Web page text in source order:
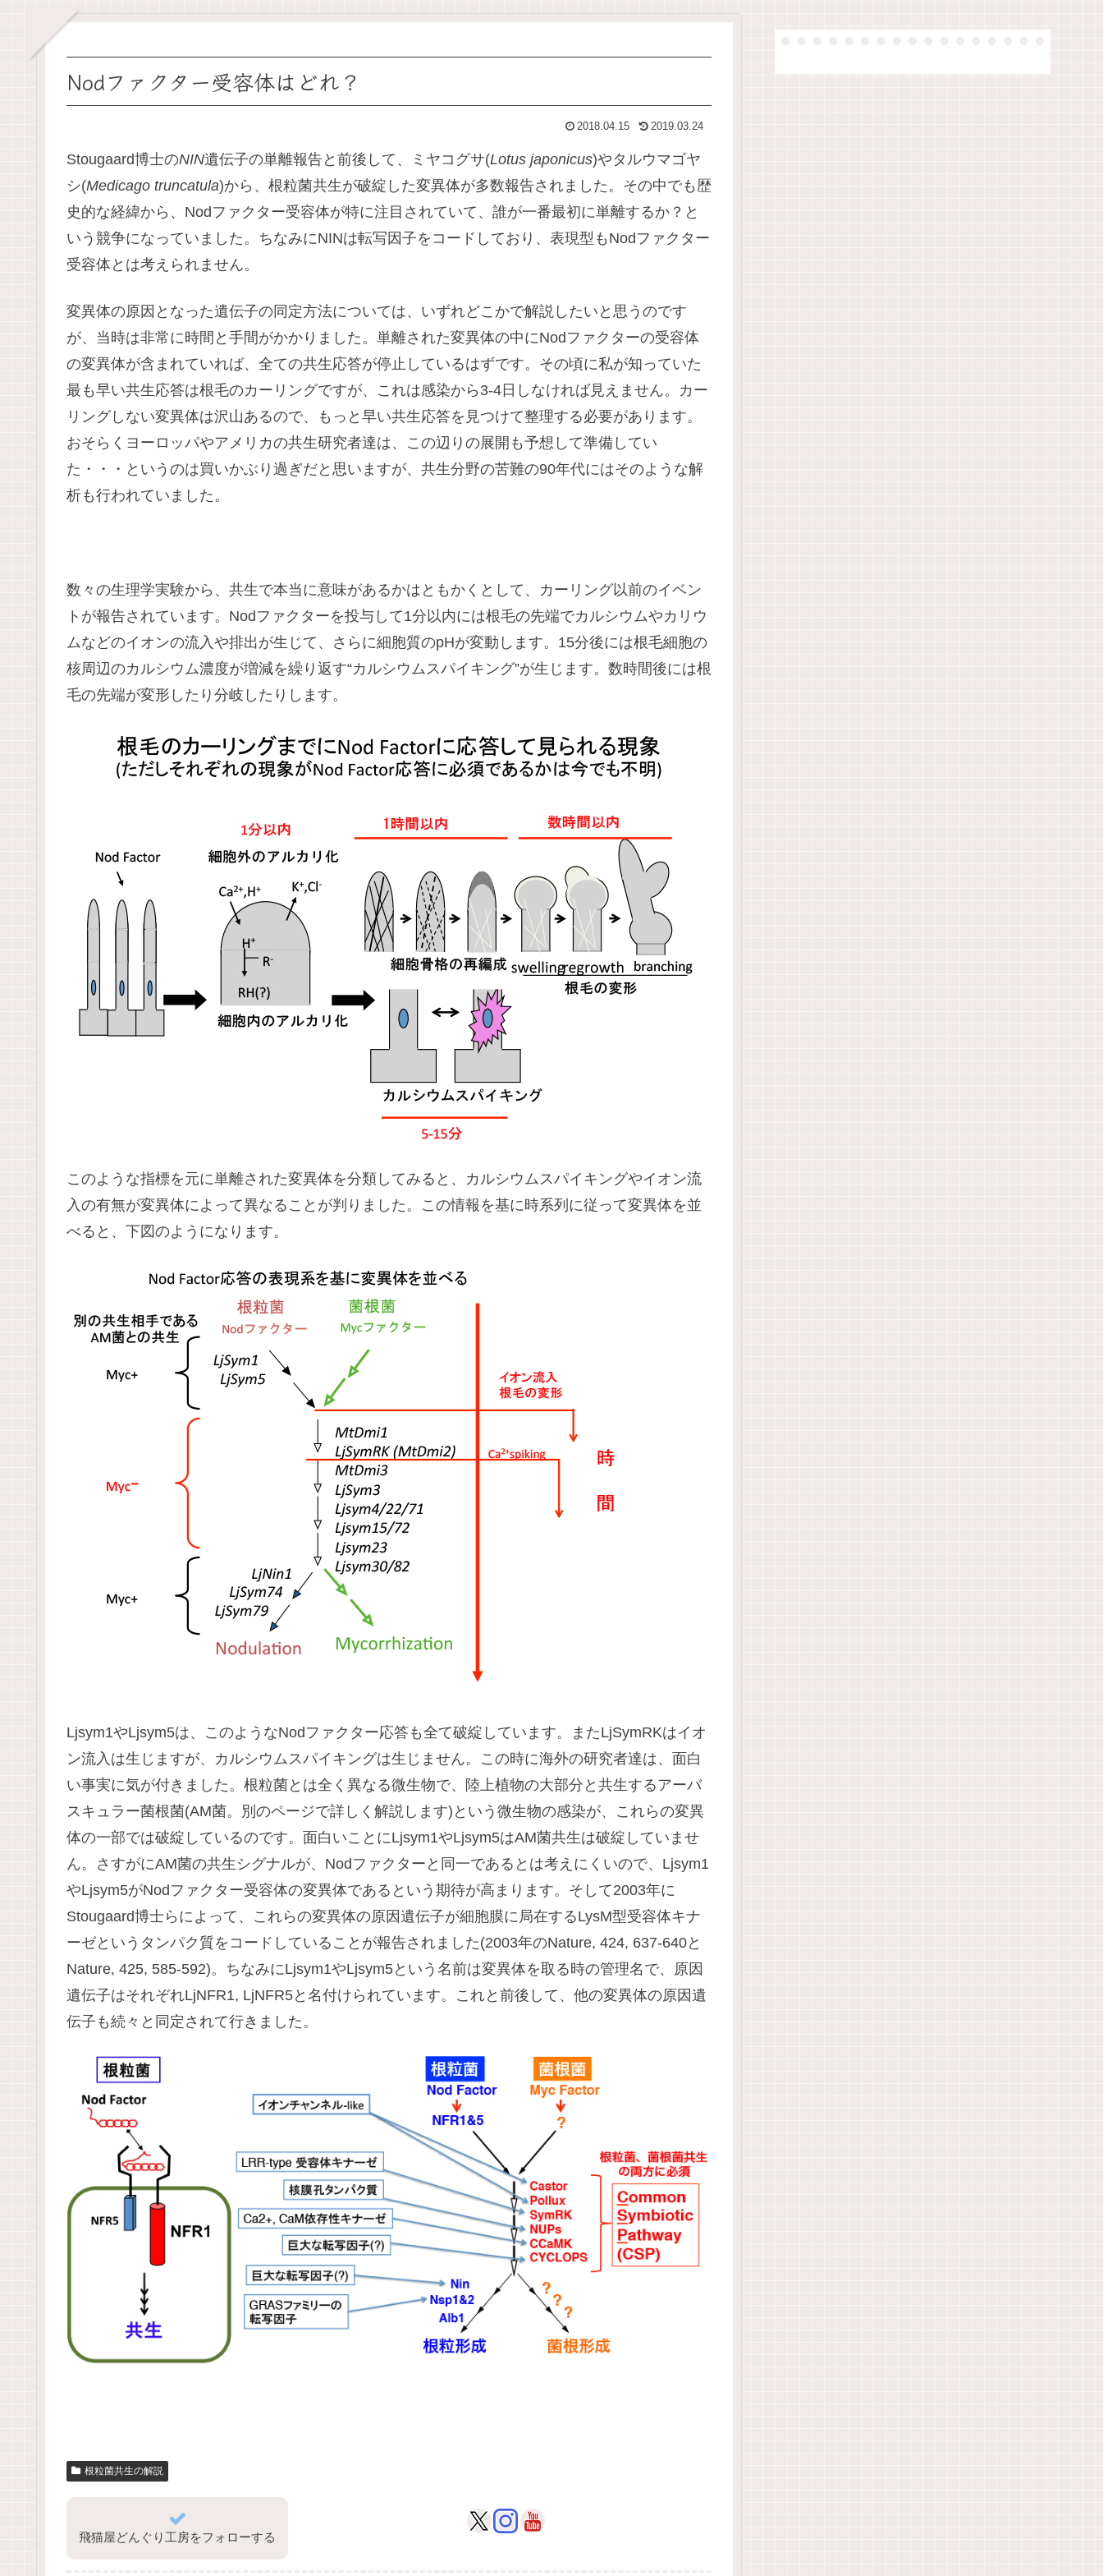
Nodファクター受容体はどれ？
2018.04.15 2019.03.24
Stougaard博士のNIN遺伝子の単離報告と前後して、ミヤコグサ(Lotus japonicus)やタルウマゴヤ
シ(Medicago truncatula)から、根粒菌共生が破綻した変異体が多数報告されました。その中でも歴
史的な経緯から、Nodファクター受容体が特に注目されていて、誰が一番最初に単離するか？と
いう競争になっていました。ちなみにNINは転写因子をコードしており、表現型もNodファクター
受容体とは考えられません。
変異体の原因となった遺伝子の同定方法については、いずれどこかで解説したいと思うのです
が、当時は非常に時間と手間がかかりました。単離された変異体の中にNodファクターの受容体
の変異体が含まれていれば、全ての共生応答が停止しているはずです。その頃に私が知っていた
最も早い共生応答は根毛のカーリングですが、これは感染から3-4日しなければ見えません。カー
リングしない変異体は沢山あるので、もっと早い共生応答を見つけて整理する必要があります。
おそらくヨーロッパやアメリカの共生研究者達は、この辺りの展開も予想して準備してい
た・・・というのは買いかぶり過ぎだと思いますが、共生分野の苦難の90年代にはそのような解
析も行われていました。
数々の生理学実験から、共生で本当に意味があるかはともかくとして、カーリング以前のイベン
トが報告されています。Nodファクターを投与して1分以内には根毛の先端でカルシウムやカリウ
ムなどのイオンの流入や排出が生じて、さらに細胞質のpHが変動します。15分後には根毛細胞の
核周辺のカルシウム濃度が増減を繰り返す“カルシウムスパイキング”が生じます。数時間後には根
毛の先端が変形したり分岐したりします。
このような指標を元に単離された変異体を分類してみると、カルシウムスパイキングやイオン流
入の有無が変異体によって異なることが判りました。この情報を基に時系列に従って変異体を並
べると、下図のようになります。
Ljsym1やLjsym5は、このようなNodファクター応答も全て破綻しています。またLjSymRKはイオ
ン流入は生じますが、カルシウムスパイキングは生じません。この時に海外の研究者達は、面白
い事実に気が付きました。根粒菌とは全く異なる微生物で、陸上植物の大部分と共生するアーバ
スキュラー菌根菌(AM菌。別のページで詳しく解説します)という微生物の感染が、これらの変異
体の一部では破綻しているのです。面白いことにLjsym1やLjsym5はAM菌共生は破綻していませ
ん。さすがにAM菌の共生シグナルが、Nodファクターと同一であるとは考えにくいので、Ljsym1
やLjsym5がNodファクター受容体の変異体であるという期待が高まります。そして2003年に
Stougaard博士らによって、これらの変異体の原因遺伝子が細胞膜に局在するLysM型受容体キナ
ーゼというタンパク質をコードしていることが報告されました(2003年のNature, 424, 637-640と
Nature, 425, 585-592)。ちなみにLjsym1やLjsym5という名前は変異体を取る時の管理名で、原因
遺伝子はそれぞれLjNFR1, LjNFR5と名付けられています。これと前後して、他の変異体の原因遺
伝子も続々と同定されて行きました。
根粒菌共生の解説
飛猫屋どんぐり工房をフォローする